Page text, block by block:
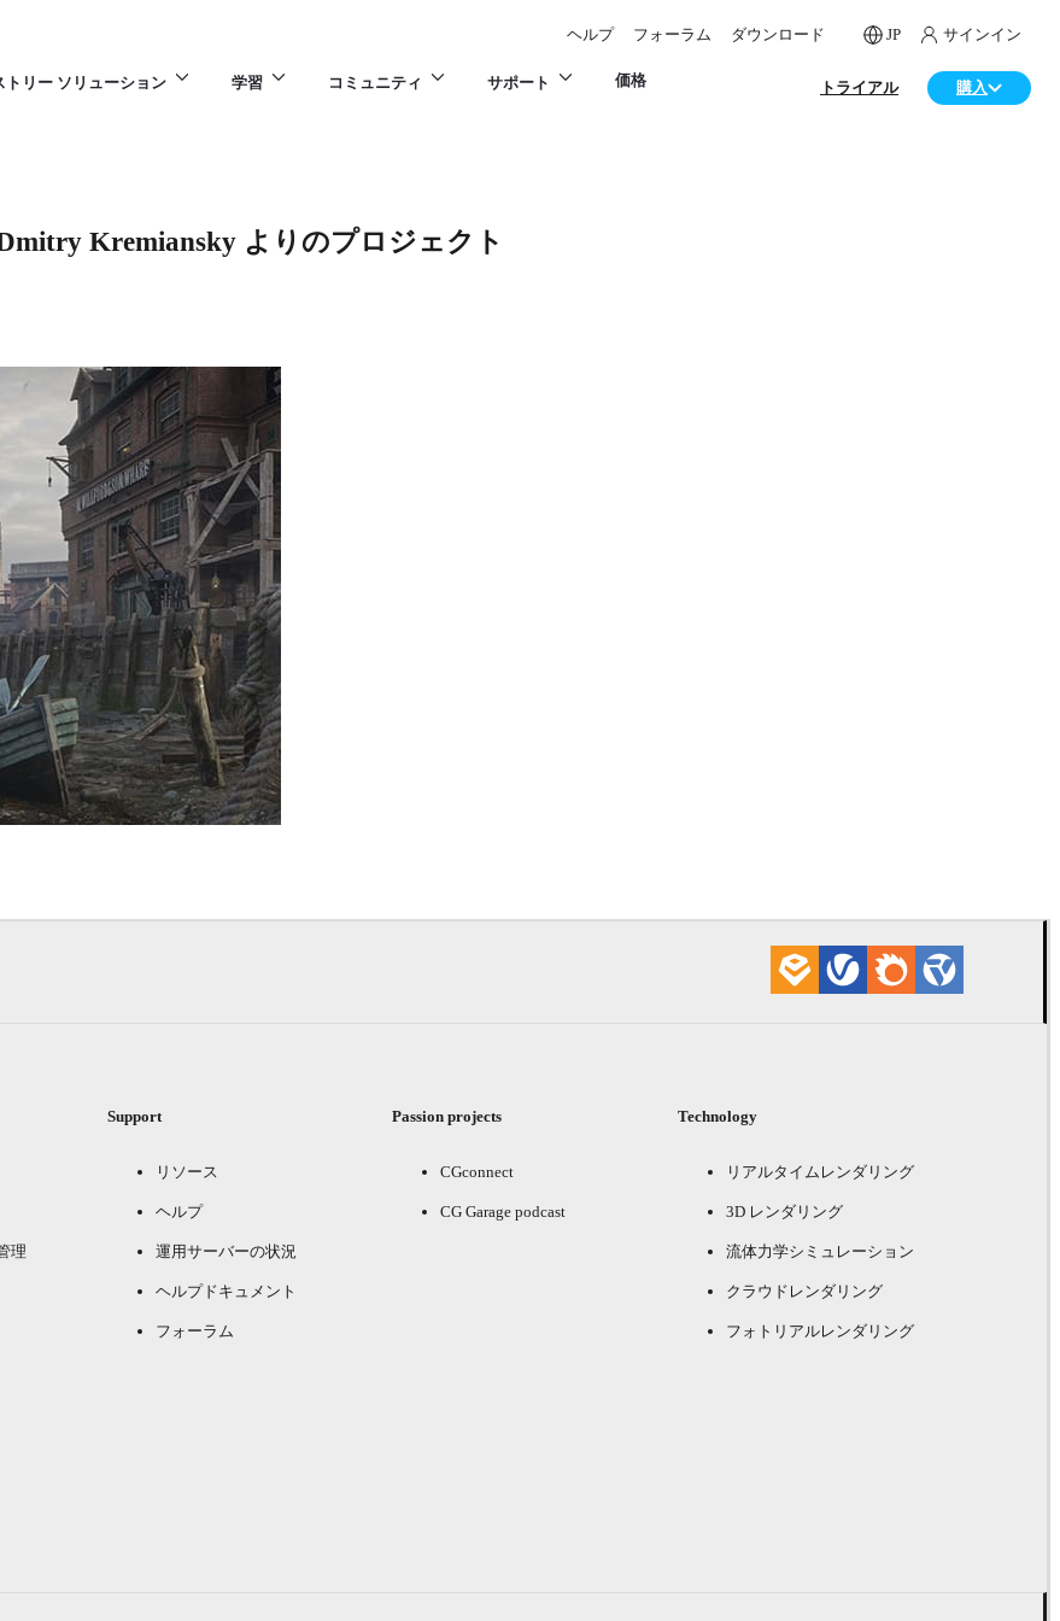
ヘルプ フォーラム ダウンロード JP サインイン
トリー ソリューション 学習 コミュニティ サポート 価格 トライアル 購入
Kremiansky よりのプロジェクト
理
Support
リソース
ヘルプ
運用サーバーの状況
ヘルプドキュメント
フォーラム
Passion projects
CGconnect
CG Garage podcast
Technology
リアルタイムレンダリング
3D レンダリング
流体力学シミュレーション
クラウドレンダリング
フォトリアルレンダリング